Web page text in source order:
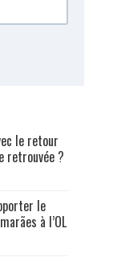
le retour
retrouvée ?
le
à l’OL